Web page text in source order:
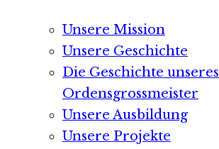
Unsere Mission
Unsere Geschichte
Die Geschichte unseres
Ordensgrossmeister
Unsere Ausbildung
Unsere Projekte